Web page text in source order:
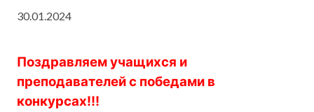
30.01.2024
Поздравляем учащихся и
преподавателей с победами в
конкурсах!!!